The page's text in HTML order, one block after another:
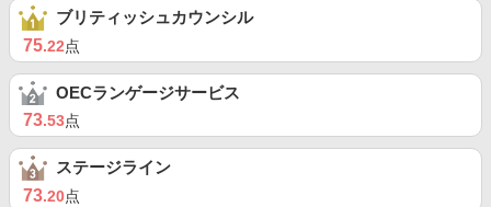
ブリティッシュカウンシル
75.22点
OECランゲージサービス
73.53点
ステージライン
73.20点